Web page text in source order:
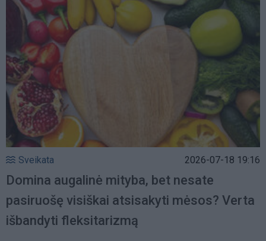
Sveikata 2026-07-18 19:16
Domina augalinė mityba, bet nesate
pasiruošę visiškai atsisakyti mėsos? Verta
išbandyti fleksitarizmą